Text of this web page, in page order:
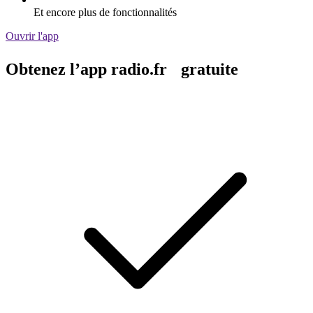
Et encore plus de fonctionnalités
Ouvrir l'app
Obtenez l’app radio.fr gratuite